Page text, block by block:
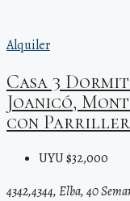
Alquiler
Casa 3
Joanicó,
con
UYU $32,000
4342,4344, Elba, 40